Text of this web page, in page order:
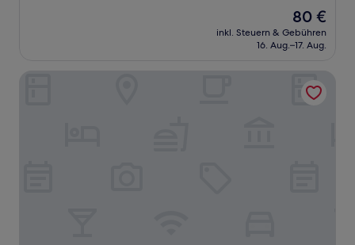
Der
Preis
beträgt
80 €
inkl. Steuern & Gebühren
16. Aug.–17. Aug.